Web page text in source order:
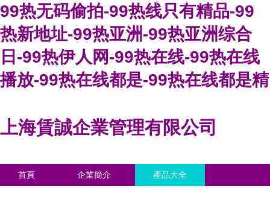
99热无码偷拍-99热线只有精品-99
热新地址-99热亚洲-99热亚洲综合
日-99热伊人网-99热在线-99热在线
播放-99热在线都是-99热在线都是精
上海賃誠企業管理有限公司
首頁 企業簡介 產品大全